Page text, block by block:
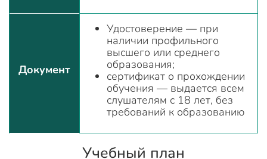
Документ
Удостоверение — при
наличии профильного
высшего или среднего
образования;
сертификат о прохождении
обучения — выдается всем
слушателям с 18 лет, без
требований к образованию
Учебный план